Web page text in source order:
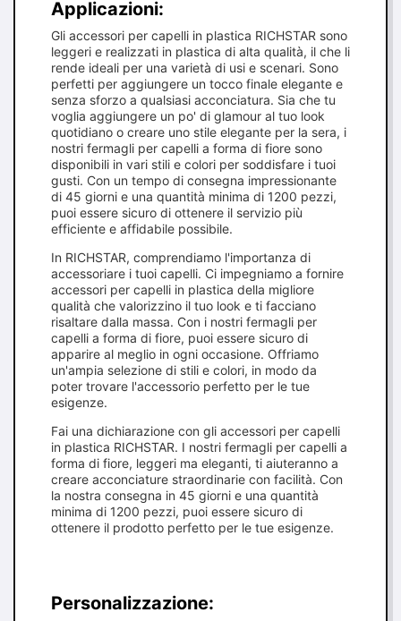
Applicazioni:
Gli accessori per capelli in plastica RICHSTAR sono
leggeri e realizzati in plastica di alta qualità, il che li
rende ideali per una varietà di usi e scenari. Sono
perfetti per aggiungere un tocco finale elegante e
senza sforzo a qualsiasi acconciatura. Sia che tu
voglia aggiungere un po' di glamour al tuo look
quotidiano o creare uno stile elegante per la sera, i
nostri fermagli per capelli a forma di fiore sono
disponibili in vari stili e colori per soddisfare i tuoi
gusti. Con un tempo di consegna impressionante
di 45 giorni e una quantità minima di 1200 pezzi,
puoi essere sicuro di ottenere il servizio più
efficiente e affidabile possibile.
In RICHSTAR, comprendiamo l'importanza di
accessoriare i tuoi capelli. Ci impegniamo a fornire
accessori per capelli in plastica della migliore
qualità che valorizzino il tuo look e ti facciano
risaltare dalla massa. Con i nostri fermagli per
capelli a forma di fiore, puoi essere sicuro di
apparire al meglio in ogni occasione. Offriamo
un'ampia selezione di stili e colori, in modo da
poter trovare l'accessorio perfetto per le tue
esigenze.
Fai una dichiarazione con gli accessori per capelli
in plastica RICHSTAR. I nostri fermagli per capelli a
forma di fiore, leggeri ma eleganti, ti aiuteranno a
creare acconciature straordinarie con facilità. Con
la nostra consegna in 45 giorni e una quantità
minima di 1200 pezzi, puoi essere sicuro di
ottenere il prodotto perfetto per le tue esigenze.
Personalizzazione: